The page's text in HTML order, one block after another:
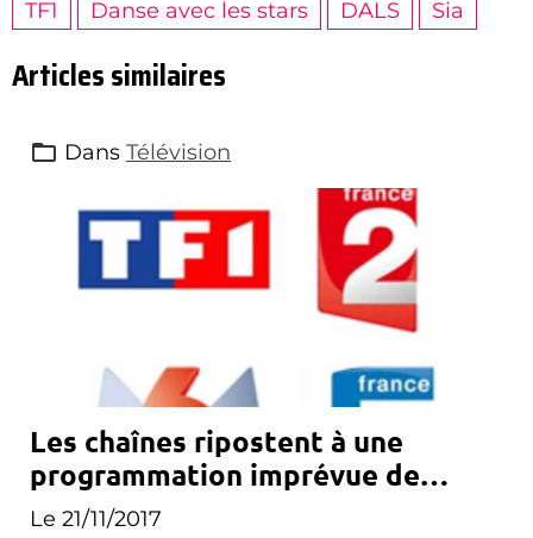
TF1 Danse avec les stars DALS Sia
Articles similaires
Dans Télévision
Les chaînes ripostent à une
programmation imprévue de
Canal+
Le 21/11/2017